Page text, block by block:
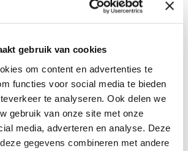
gebruik van cookies
om content en advertenties te
functies voor social media te bieden
te analyseren. Ook delen we
gebruik van onze site met onze
media, adverteren en analyse. Deze
gegevens combineren met andere
voor 25
9905/23
Steekwagen voor 6